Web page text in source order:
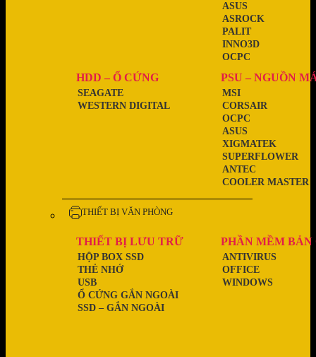
OCPC
INNO3D
PALIT
ASROCK
ASUS
HDD – Ổ CỨNG
WESTERN DIGITAL
SEAGATE
PSU – NGUỒN
COOLER MASTER
ANTEC
SUPERFLOWER
XIGMATEK
ASUS
OCPC
CORSAIR
MSI
THIẾT BỊ VĂN PHÒNG
THIẾT BỊ LƯU TRỮ
SSD – GẮN NGOÀI
Ổ CỨNG GẮN NGOÀI
USB
THẺ NHỚ
HỘP BOX SSD
PHẦN MỀM BẢN
WINDOWS
OFFICE
ANTIVIRUS